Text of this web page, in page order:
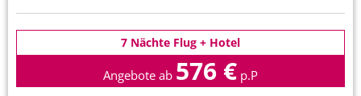
7 Nächte Flug + Hotel
Angebote ab 576 € p.P